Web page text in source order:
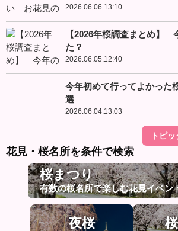
2026.06.06.13:10
【2026年桜調査まとめ】
た？
2026.06.05.12:40
今年初めて行ってよかった
選
2026.06.04.13:03
トピ
花見・桜名所を条件で検索
桜まつり
有数の桜名所で楽しむ花見イベン
夜桜